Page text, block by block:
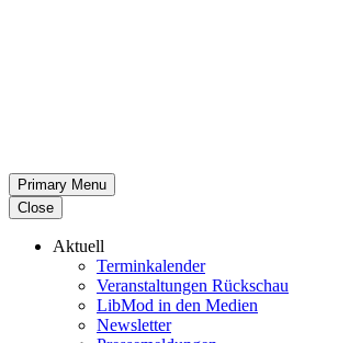
Primary Menu
Close
Aktuell
Termin­ka­lender
Veran­stal­tungen Rückschau
LibMod in den Medien
Newsletter